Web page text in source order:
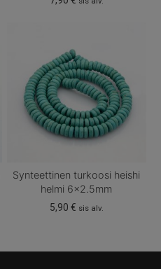
Synteettinen turkoosi heishi
helmi 6×2.5mm
5,90 € sis alv.